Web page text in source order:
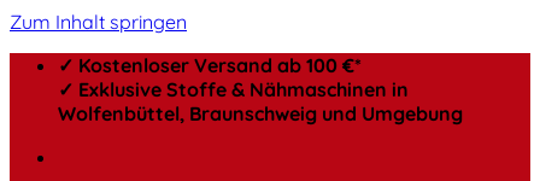
Zum Inhalt springen
✓ Kostenloser Versand ab 100 €*
✓ Exklusive Stoffe & Nähmaschinen in
Wolfenbüttel, Braunschweig und Umgebung